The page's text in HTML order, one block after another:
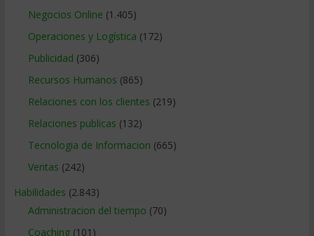
Negocios Online (1.405)
Operaciones y Logística (172)
Publicidad (306)
Recursos Humanos (865)
Relaciones con los clientes (219)
Relaciones publicas (132)
Tecnologia de Informacion (665)
Ventas (242)
Habilidades (2.843)
Administracion del tiempo (70)
Coaching(101)